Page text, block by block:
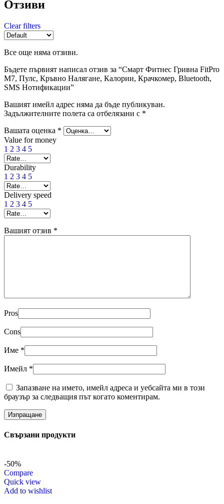
Отзиви
Clear filters
Все още няма отзиви.
Бъдете първият написал отзив за “Смарт Фитнес Гривна FitPro
M7, Пулс, Кръвно Налягане, Калории, Крачкомер, Bluetooth,
SMS Нотификации”
Вашият имейл адрес няма да бъде публикуван.
Задължителните полета са отбелязани с *
Вашата оценка *
Value for money
1 2 3 4 5
Durability
1 2 3 4 5
Delivery speed
1 2 3 4 5
Вашият отзив *
Pros
Cons
Име *
Имейл *
Запазване на името, имейл адреса и уебсайта ми в този
браузър за следващия път когато коментирам.
Свързани продукти
-50%
Compare
Quick view
Add to wishlist